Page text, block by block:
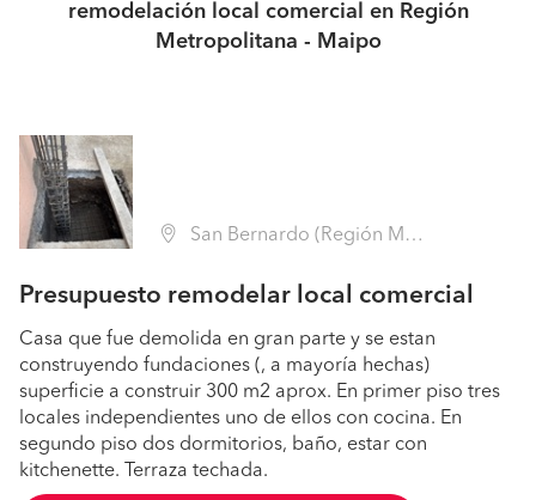
remodelación local comercial en Región
Metropolitana - Maipo
San Bernardo (Región Metropolitana - Maipo)
Presupuesto remodelar local comercial
Casa que fue demolida en gran parte y se estan
construyendo fundaciones (, a mayoría hechas)
superficie a construir 300 m2 aprox. En primer piso tres
locales independientes uno de ellos con cocina. En
segundo piso dos dormitorios, baño, estar con
kitchenette. Terraza techada.